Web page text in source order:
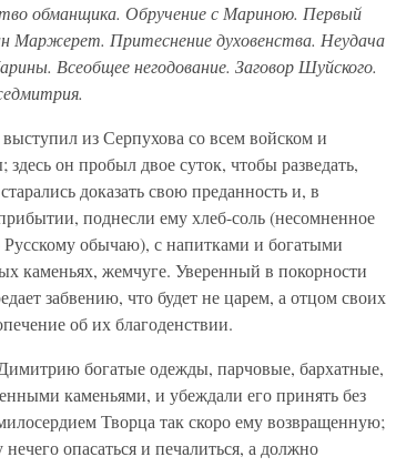
обманщика. Обручение с Мариною. Первый
Маржерет. Притеснение духовенства. Неудача
Всеобщее негодование. Заговор Шуйского.
из Серпухова со всем войском и
он пробыл двое суток, чтобы разведать,
доказать свою преданность и, в
поднесли ему хлеб-соль (несомненное
Русскому обычаю), с напитками и богатыми
каменьях, жемчуге. Уверенный в покорности
забвению, что будет не царем, а отцом своих
об их благоденствии.
богатые одежды, парчовые, бархатные,
каменьями, и убеждали его принять без
Творца так скоро ему возвращенную;
опасаться и печалиться, а должно